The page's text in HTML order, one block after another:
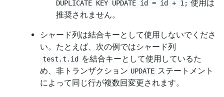
DUPLICATE KEY UPDATE id = id + 1; 使用は
推奨されません。
シャード列は結合キーとして使用しないでくださ
い。たとえば、次の例ではシャード列
test.t.id
を結合キーとして使用しているた
め、非トランザクション UPDATE ステートメント
によって同じ行が複数回変更されます。